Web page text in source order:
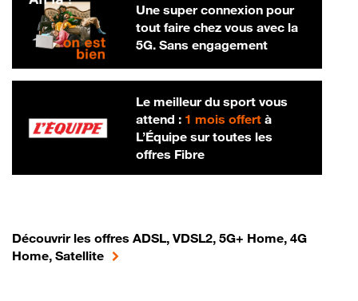
Une super connexion pour
tout faire chez vous avec la
5G. Sans engagement
Le meilleur du sport vous
attend : 1 mois offertà
L’Équipe sur toutes les
offres Fibre
Découvrir les offres ADSL, VDSL2, 5G+ Home, 4G
Home, Satellite